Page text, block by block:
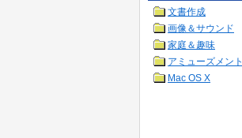
文書作成
画像＆サウンド
家庭＆趣味
アミューズメント
Mac OS X